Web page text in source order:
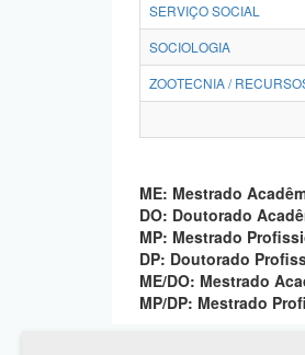
SERVIÇO SOCIAL
SOCIOLOGIA
ZOOTECNIA /
ME: Mestrado
DO: Doutorado
MP: Mestrado
DP: Doutorado
ME/DO: Mestrado
MP/DP: Mestrado